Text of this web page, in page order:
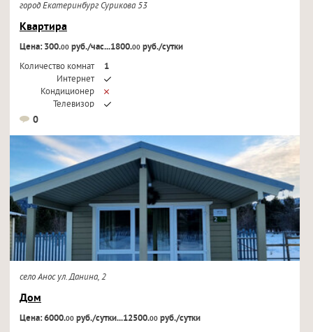
город Екатеринбург Сурикова 53
Квартира
Цена: 300.00руб./час...1800.00руб./сутки
Количество комнат
1
Интернет
Кондиционер
Телевизор
0
село Анос ул. Данина, 2
Дом
Цена: 6000.00руб./сутки...12500.00руб./сутки